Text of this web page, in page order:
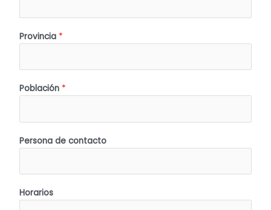
Provincia *
Población *
Persona de contacto
Horarios